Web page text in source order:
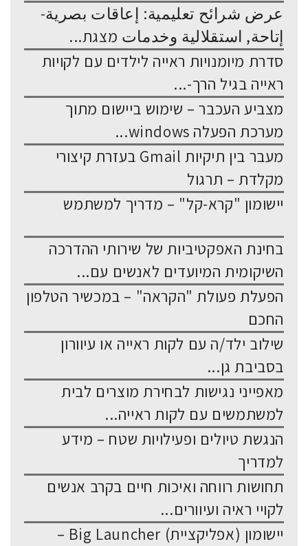
عرض شرائح تعليمية: إعاقات بصرية-
إتاحة, استقلالية وخدمات מצגת...
סדרת מיומנויות ראייה לילדים עם לקויות
ראייה בגיל הרך-...
מצביע העכבר – שימוש ביישום מתוך
מערכת הפעלה windows...
מעבר בין תיקיות Gmail בעזרת קיצורי
מקלדת – תרגול
יישומון "קרא-קל" – מדריך למשתמש
בחינת האפקטיביות של שירותי ההדרכה
השיקומית המיועדים לאנשים עם...
הפעלת פעולת "הקראה" – במכשיר הטלפון
החכם
שילוב ילד/ה עם לקות ראייה או עיוורון
בסביבת גן...
מאפייני נגישות לבחירת מוצרים לבית
למשתמשים עם לקות ראייה...
הנגשת טיולים ופעילויות שטח – מידע
למדריך
תחושות רווחה ואיכות חיים בקרב אנשים
לקויי ראיה ועיוורים...
יישומון (אפליקציית) Big Launcher –